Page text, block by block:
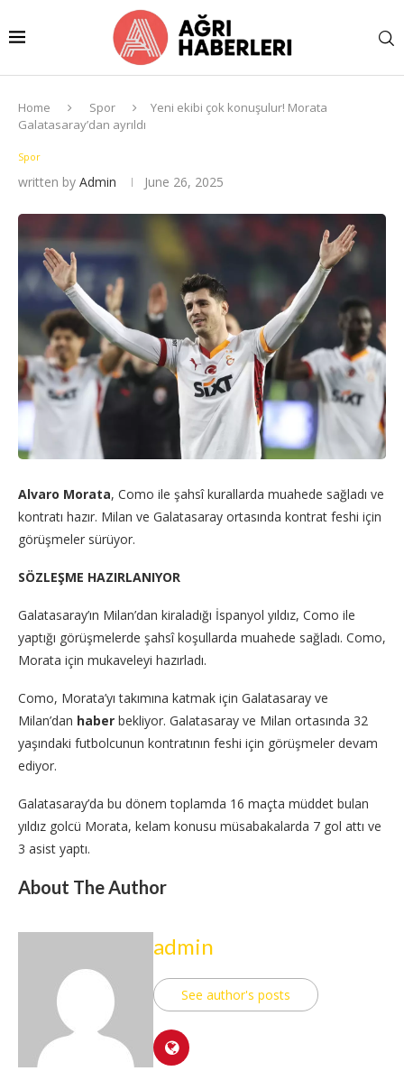
Home Spor
Yeni ekibi çok konuşulur! Morata
Galatasaray’dan ayrıldı
Spor
written by Admin June 26, 2025
Alvaro Morata, Como ile şahsî kurallarda muahede sağladı ve
kontratı hazır. Milan ve Galatasaray ortasında kontrat feshi için
görüşmeler sürüyor.
SÖZLEŞME HAZIRLANIYOR
Galatasaray’ın Milan’dan kiraladığı İspanyol yıldız, Como ile
yaptığı görüşmelerde şahsî koşullarda muahede sağladı. Como,
Morata için mukaveleyi hazırladı.
Como, Morata’yı takımına katmak için Galatasaray ve
Milan’dan haber bekliyor. Galatasaray ve Milan ortasında 32
yaşındaki futbolcunun kontratının feshi için görüşmeler devam
ediyor.
Galatasaray’da bu dönem toplamda 16 maçta müddet bulan
yıldız golcü Morata, kelam konusu müsabakalarda 7 gol attı ve
3 asist yaptı.
About The Author
admin
See author's posts